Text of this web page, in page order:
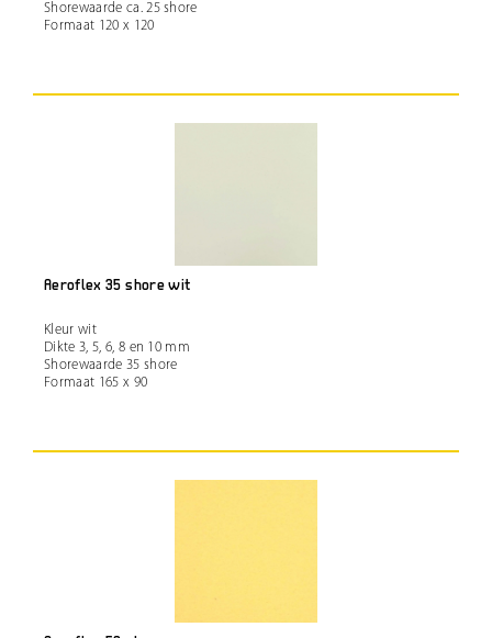
Shorewaarde ca. 25 shore
Formaat 120 x 120
Aeroflex 35 shore wit
Kleur wit
Dikte 3, 5, 6, 8 en 10 mm
Shorewaarde 35 shore
Formaat 165 x 90